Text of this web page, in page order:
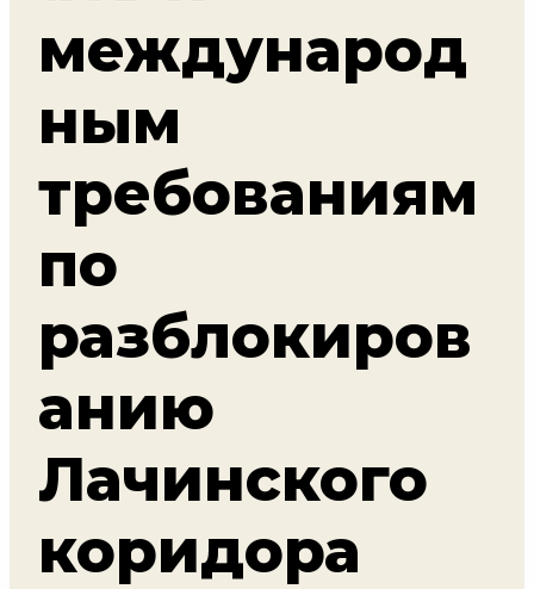
международ
ным
требованиям
по
разблокиров
анию
Лачинского
коридора